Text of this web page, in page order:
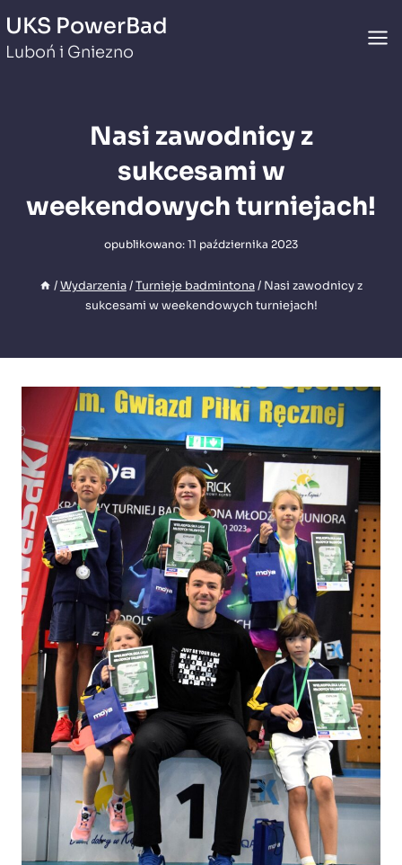
do
treści
UKS PowerBad
Luboń i Gniezno
Nasi zawodnicy z
sukcesami w
weekendowych turniejach!
opublikowano: 11 października 2023
/Wydarzenia/Turnieje badmintona/ Nasi zawodnicy z
sukcesami w weekendowych turniejach!